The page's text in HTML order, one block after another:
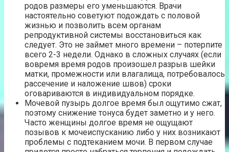
родов размеры его уменьшаются. Врачи
настоятельно советуют подождать с половой
жизнью и позволить всем органам
репродуктивной системы восстановиться как
следует. Это не займет много времени – потерпите
всего 2-3 недели. Однако в сложных случаях (если
вовремя время родов произошел разрыв шейки
матки, промежности или влагалища, потребовалось
рассечение и наложение швов) сроки
оговариваются в индивидуальном порядке.
Мочевой пузырь долгое время был ощутимо сжат,
поэтому снижение тонуса будет заметно и у него.
Часто женщины долгое время не ощущают
позывов к мочеиспусканию либо у них возникают
проблемы с подтеканием мочи. В первом случае